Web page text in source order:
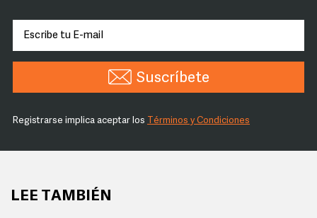
Suscríbete
Registrarse implica aceptar los Términos y Condiciones
LEE TAMBIÉN